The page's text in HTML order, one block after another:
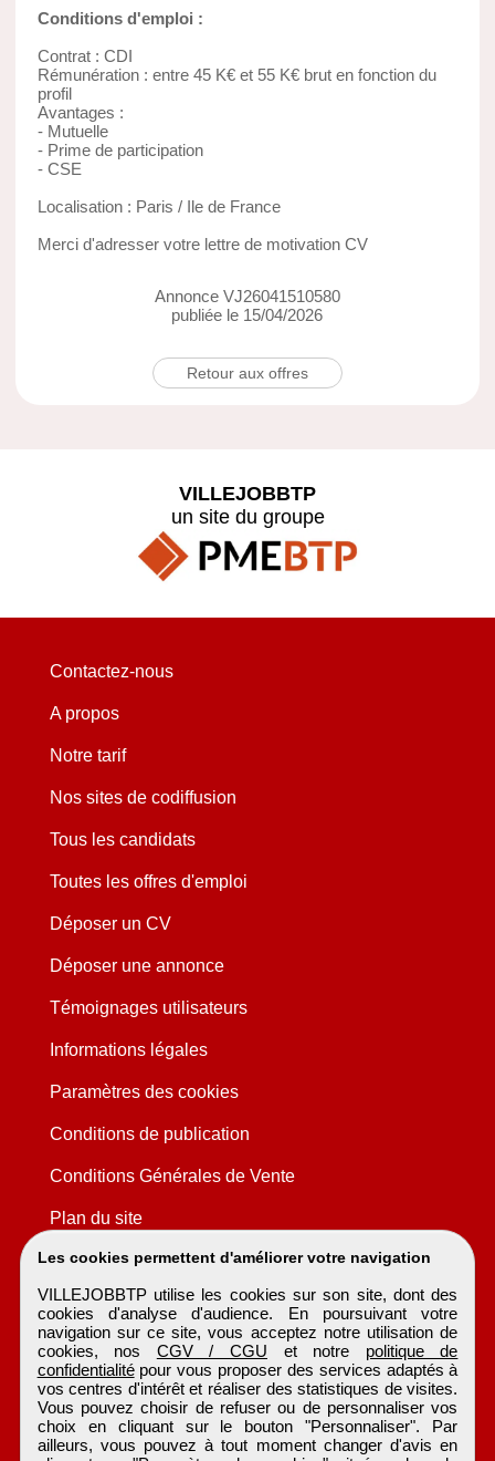
Conditions d'emploi :
Contrat : CDI
Rémunération : entre 45 K€ et 55 K€ brut en fonction du
profil
Avantages :
- Mutuelle
- Prime de participation
- CSE
Localisation : Paris / Ile de France
Merci d'adresser votre lettre de motivation CV
Annonce VJ26041510580
publiée le 15/04/2026
Retour aux offres
Les cookies permettent d'améliorer votre navigation
VILLEJOBBTP utilise les cookies sur son site, dont des
cookies d'analyse d'audience. En poursuivant votre
navigation sur ce site, vous acceptez notre utilisation de
cookies, nos CGV / CGU et notre politique de
confidentialitépour vous proposer des services adaptés à
vos centres d'intérêt et réaliser des statistiques de visites.
Vous pouvez choisir de refuser ou de personnaliser vos
choix en cliquant sur le bouton "Personnaliser". Par
ailleurs, vous pouvez à tout moment changer d'avis en
VILLEJOBBTP
un site du groupe
Contactez-nous
A propos
Notre tarif
Nos sites de codiffusion
Tous les candidats
Toutes les offres d'emploi
Déposer un CV
Déposer une annonce
Témoignages utilisateurs
Informations légales
Paramètres des cookies
Conditions de publication
Conditions Générales de Vente
Plan du site